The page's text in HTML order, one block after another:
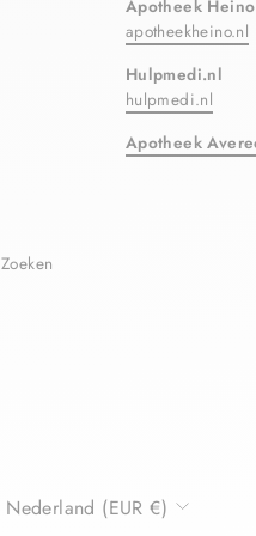
Apotheek Heino
apotheekheino.nl
Hulpmedi.nl
hulpmedi.nl
Apotheek
Zoeken
Nederland (EUR €)